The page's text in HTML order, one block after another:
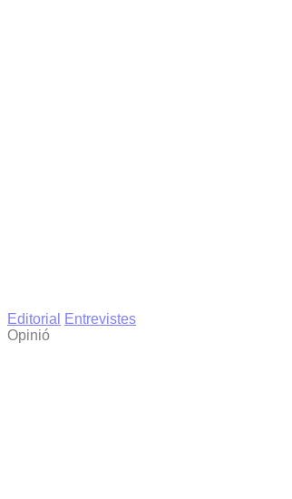
Editorial
Entrevistes
Opinió